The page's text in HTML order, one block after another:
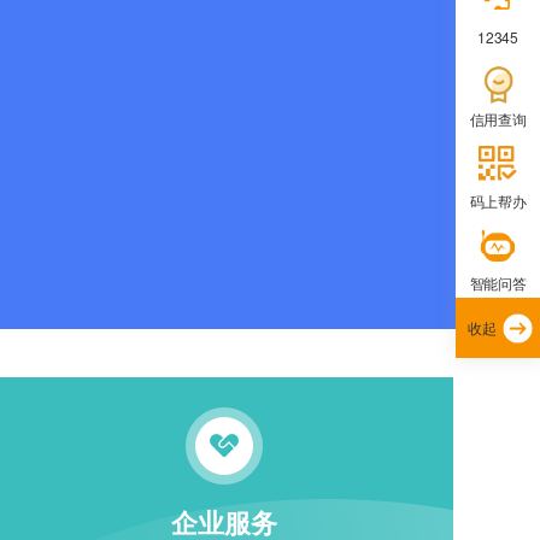
企业服务
12345
信用查询
码上帮办
智能问答
收起